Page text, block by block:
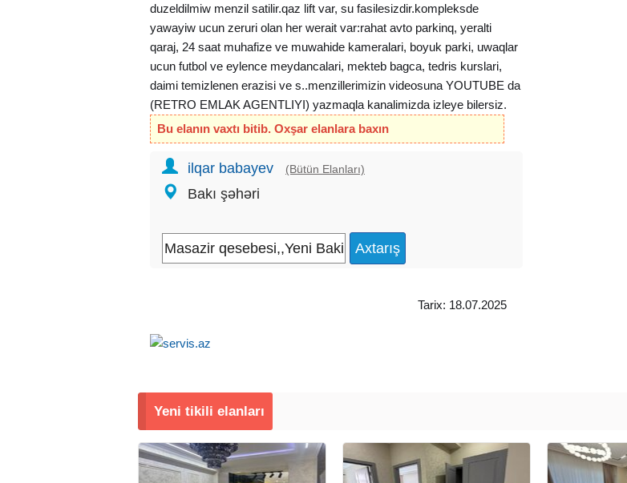
duzeldilmiw menzil satilir.qaz lift var, su fasilesizdir.kompleksde
yawayiw ucun zeruri olan her werait var:rahat avto parkinq, yeralti
qaraj, 24 saat muhafize ve muwahide kameralari, boyuk parki, uwaqlar
ucun futbol ve eylence meydancalari, mekteb bagca, tedris kurslari,
daimi temizlenen erazisi ve s..menzillerimizin videosuna YOUTUBE da
(RETRO EMLAK AGENTLIYI) yazmaqla kanalimizda izleye bilersiz.
Bu elanın vaxtı bitib. Oxşar elanlara baxın
ilqar babayev (Bütün Elanları)
Bakı şəhəri
Tarix: 18.07.2025
Yeni tikili elanları